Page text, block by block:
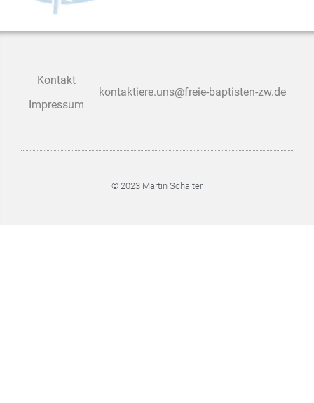
Kontakt
Impressum
kontaktiere.uns@freie-baptisten-zw.de
© 2023 Martin Schalter